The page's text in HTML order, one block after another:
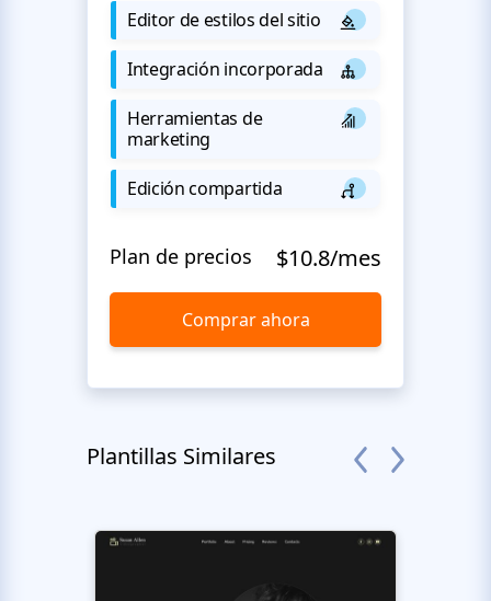
Editor de estilos del sitio
Integración incorporada
Herramientas de
marketing
Edición compartida
Plan de precios $10.8/mes
Comprar ahora
Plantillas Similares